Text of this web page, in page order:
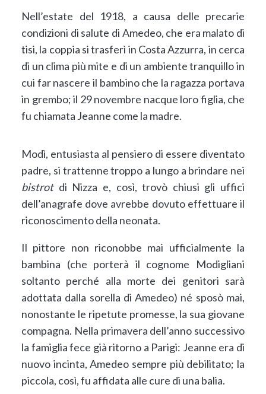
Nell’estate del 1918, a causa delle precarie
condizioni di salute di Amedeo, che era malato di
tisi, la coppia si trasferì in Costa Azzurra, in cerca
di un clima più mite e di un ambiente tranquillo in
cui far nascere il bambino che la ragazza portava
in grembo; il 29 novembre nacque loro figlia, che
fu chiamata Jeanne come la madre.
Modì, entusiasta al pensiero di essere diventato
padre, si trattenne troppo a lungo a brindare nei
bistrotdi Nizza e, così, trovò chiusi gli uffici
dell’anagrafe dove avrebbe dovuto effettuare il
riconoscimento della neonata.
Il pittore non riconobbe mai ufficialmente la
bambina (che porterà il cognome Modigliani
soltanto perché alla morte dei genitori sarà
adottata dalla sorella di Amedeo) né sposò mai,
nonostante le ripetute promesse, la sua giovane
compagna. Nella primavera dell’anno successivo
la famiglia fece già ritorno a Parigi: Jeanne era di
nuovo incinta, Amedeo sempre più debilitato; la
piccola, così, fu affidata alle cure di una balia.